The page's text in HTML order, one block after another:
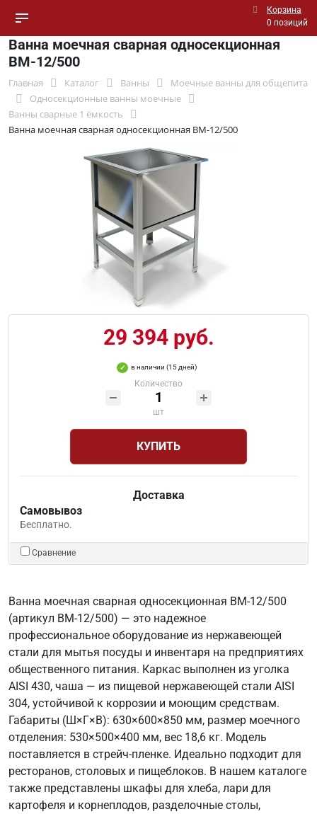
Корзина
0 позиций
Ванна моечная сварная односекционная
ВМ-12/500
Главная Каталог Ванны
Моечные ванны для общепита
Односекционные ванны моечные
Ванны сварные 1 ёмкость
Ванна моечная сварная односекционная ВМ-12/500
29 394 руб.
в наличии (15 дней)
Количество
шт
КУПИТЬ
Доставка
Самовывоз
Бесплатно.
Сравнение
Ванна моечная сварная односекционная ВМ-12/500
(артикул ВМ-12/500) — это надежное
профессиональное оборудование из нержавеющей
стали для мытья посуды и инвентаря на предприятиях
общественного питания. Каркас выполнен из уголка
AISI 430, чаша — из пищевой нержавеющей стали AISI
304, устойчивой к коррозии и моющим средствам.
Габариты (Ш×Г×В): 630×600×850 мм, размер моечного
отделения: 530×500×400 мм, вес 18,6 кг. Модель
поставляется в стрейч-пленке. Идеально подходит для
ресторанов, столовых и пищеблоков. В нашем каталоге
также представлены шкафы для хлеба, лари для
картофеля и корнеплодов, разделочные столы,